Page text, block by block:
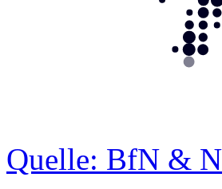
Quelle: BfN &